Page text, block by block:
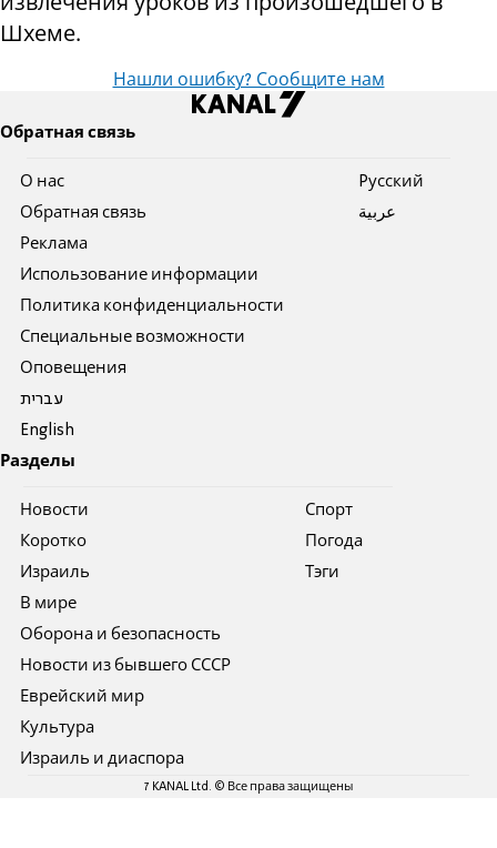
Шхеме.
Нашли ошибку? Сообщите нам
Обратная связь
О нас
Обратная связь
Реклама
Использование информации
Политика конфиденциальности
Специальные возможности
Оповещения
עברית
English
Pусский
عربية
Разделы
Новости
Коротко
Израиль
В мире
Оборона и безопасность
Новости из бывшего СССР
Еврейский мир
Культура
Израиль и диаспора
Спорт
Погода
Тэги
7 KANAL Ltd. © Все права защищены